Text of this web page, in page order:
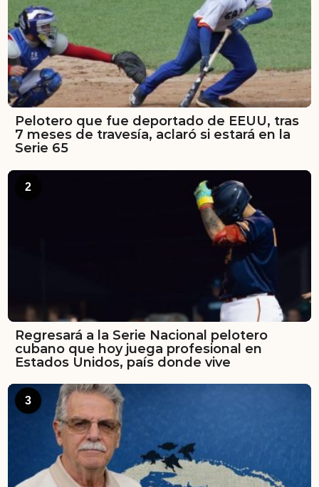
Pelotero que fue deportado de EEUU, tras
7 meses de travesía, aclaró si estará en la
Serie 65
2
Regresará a la Serie Nacional pelotero
cubano que hoy juega profesional en
Estados Unidos, país donde vive
3